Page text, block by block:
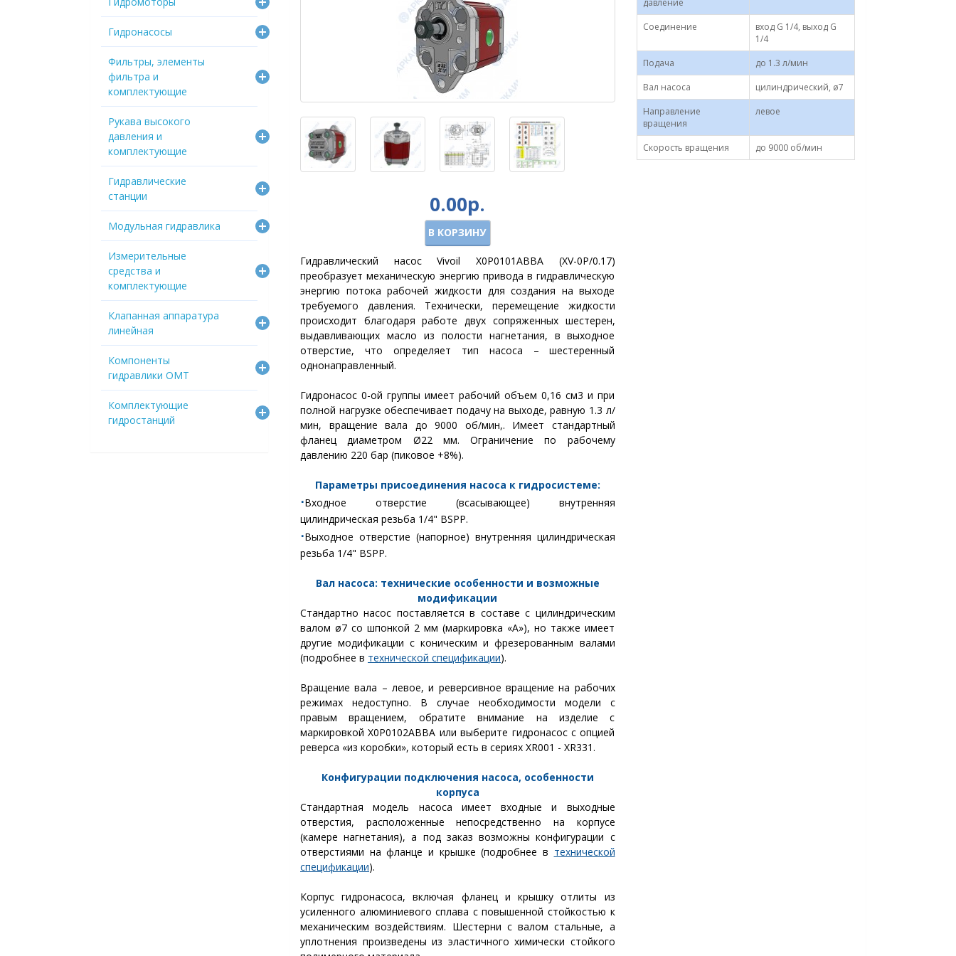
Гидронасосы
Фильтры, элементы
фильтра и
комплектующие
Рукава высокого
давления и
комплектующие
Гидравлические
станции
Модульная гидравлика
Измерительные
средства и
комплектующие
Клапанная аппаратура
линейная
Компоненты
гидравлики OMT
Комплектующие
гидростанций
0.00р.
В КОРЗИНУ
Гидравлический насос Vivoil X0P0101ABBA (XV-0P/0.17)
преобразует механическую энергию привода в гидравлическую
энергию потока рабочей жидкости для создания на выходе
требуемого давления. Технически, перемещение жидкости
происходит благодаря работе двух сопряженных шестерен,
выдавливающих масло из полости нагнетания, в выходное
отверстие, что определяет тип насоса – шестеренный
однонаправленный.
Гидронасос 0-ой группы имеет рабочий объем 0,16 см3 и при
полной нагрузке обеспечивает подачу на выходе, равную 1.3 л/
мин, вращение вала до 9000 об/мин,. Имеет стандартный
фланец диаметром Ø22 мм. Ограничение по рабочему
давлению 220 бар (пиковое +8%).
Параметры присоединения насоса к гидросистеме:
⋅Входное отверстие (всасывающее) внутренняя
цилиндрическая резьба 1/4" BSPP.
⋅Выходное отверстие (напорное) внутренняя цилиндрическая
резьба 1/4" BSPP.
Вал насоса: технические особенности и возможные
модификации
Стандартно насос поставляется в составе с цилиндрическим
валом ø7 со шпонкой 2 мм (маркировка «А»), но также имеет
другие модификации с коническим и фрезерованным валами
(подробнее в технической спецификации).
Вращение вала – левое, и реверсивное вращение на рабочих
режимах недоступно. В случае необходимости модели с
правым вращением, обратите внимание на изделие с
маркировкой X0P0102ABBA или выберите гидронасос с опцией
реверса «из коробки», который есть в сериях XR001 - XR331.
Конфигурации подключения насоса, особенности
корпуса
Стандартная модель насоса имеет входные и выходные
отверстия, расположенные непосредственно на корпусе
(камере нагнетания), а под заказ возможны конфигурации с
отверстиями на фланце и крышке (подробнее в технической
спецификации).
Корпус гидронасоса, включая фланец и крышку отлиты из
усиленного алюминиевого сплава с повышенной стойкостью к
механическим воздействиям. Шестерни с валом стальные, а
уплотнения произведены из эластичного химически стойкого
давление
Соединение
вход G 1/4, выход G
1/4
Подача
до 1.3 л/мин
Вал насоса
цилиндрический, ø7
Направление
вращения
левое
Скорость вращения до 9000 об/мин